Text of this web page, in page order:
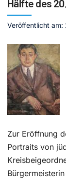
Kontakt
Hälfte des
Veröffentlicht
Zur Eröffnung
Portraits von